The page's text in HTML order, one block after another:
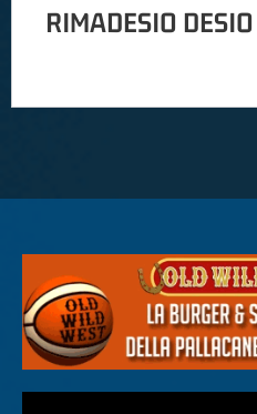
RIMADESIO DESIO